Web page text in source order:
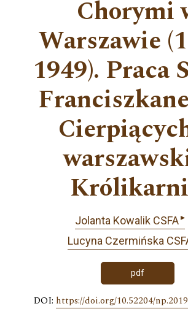
Chorymi
Warszawie
1949). Praca
Królikarni
Jolanta Kowalik CSFA▸
Lucyna Czermińska
pdf
DOI: https://doi.org/10.52204/